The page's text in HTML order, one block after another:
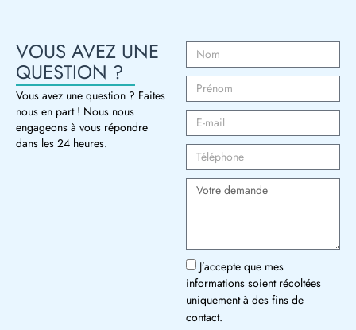
VOUS AVEZ UNE
QUESTION ?
Vous avez une question ? Faites
nous en part ! Nous nous
engageons à vous répondre
dans les 24 heures.
J’accepte que mes
informations soient récoltées
uniquement à des fins de
contact.